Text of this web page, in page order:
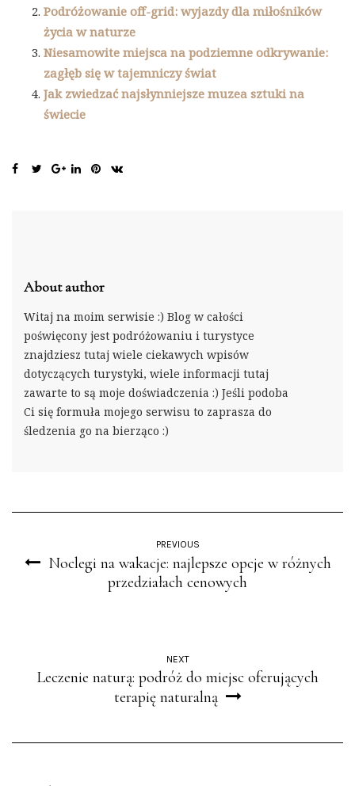
Podróżowanie off-grid: wyjazdy dla miłośników
życia w naturze
Niesamowite miejsca na podziemne odkrywanie:
zagłęb się w tajemniczy świat
Jak zwiedzać najsłynniejsze muzea sztuki na
świecie
About author
Witaj na moim serwisie :) Blog w całości
poświęcony jest podróżowaniu i turystyce
znajdziesz tutaj wiele ciekawych wpisów
dotyczących turystyki, wiele informacji tutaj
zawarte to są moje doświadczenia :) Jeśli podoba
Ci się formuła mojego serwisu to zaprasza do
śledzenia go na bierząco :)
PREVIOUS
Noclegi na wakacje: najlepsze opcje w różnych
przedziałach cenowych
NEXT
Leczenie naturą: podróż do miejsc oferujących
terapię naturalną